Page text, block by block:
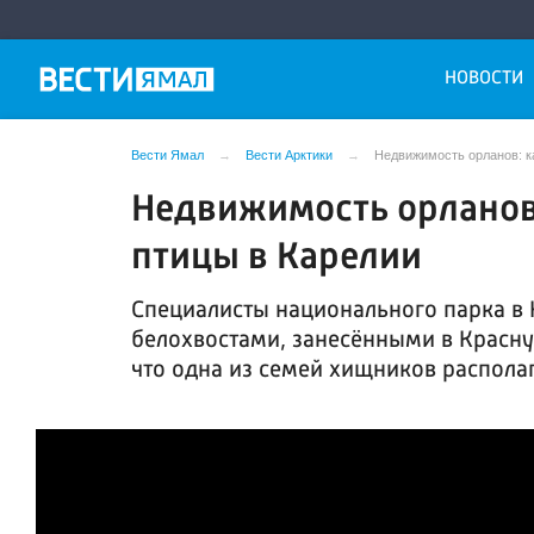
НОВОСТИ
Вести Ямал Вести Арктики Недвижимость орланов:
Недвижимость
птицы в Карелии
Специалисты национального парка
белохвостами, занесёнными в
что одна из семей хищников